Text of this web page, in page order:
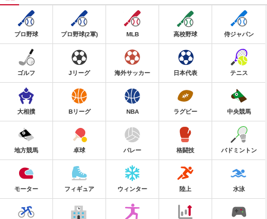
プロ野球 プロ野球(2軍) MLB 高校野球 侍ジャパン
ゴルフ Jリーグ 海外サッカー 日本代表 テニス
大相撲 Bリーグ NBA ラグビー 中央競馬
地方競馬 卓球 バレー 格闘技 バドミントン
モーター フィギュア ウィンター 陸上 水泳